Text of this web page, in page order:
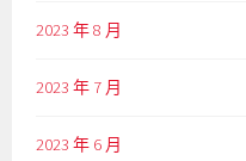
2023 年 8 月
2023 年 7 月
2023 年 6 月